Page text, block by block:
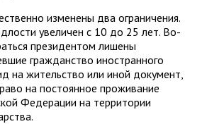
изменены два ограничения.
увеличен с 10 до 25 лет. Во-
президентом лишены
гражданство иностранного
на жительство или иной документ,
на постоянное проживание
Федерации на территории